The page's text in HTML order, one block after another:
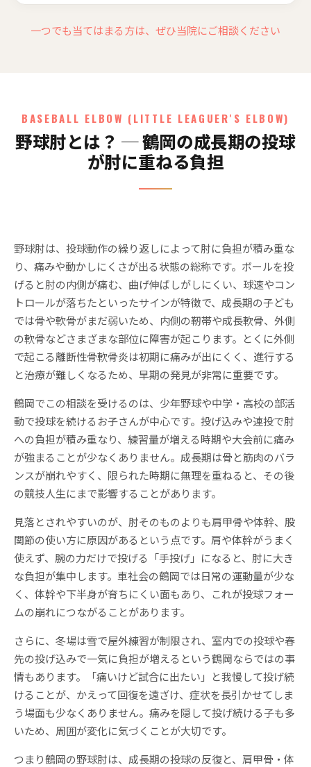
一つでも当てはまる方は、ぜひ当院にご相談ください
BASEBALL ELBOW (LITTLE LEAGUER'S ELBOW)
野球肘とは？ ─ 鶴岡の成長期の投球
が肘に重ねる負担
野球肘は、投球動作の繰り返しによって肘に負担が積み重な
り、痛みや動かしにくさが出る状態の総称です。ボールを投
げると肘の内側が痛む、曲げ伸ばしがしにくい、球速やコン
トロールが落ちたといったサインが特徴で、成長期の子ども
では骨や軟骨がまだ弱いため、内側の靭帯や成長軟骨、外側
の軟骨などさまざまな部位に障害が起こります。とくに外側
で起こる離断性骨軟骨炎は初期に痛みが出にくく、進行する
と治療が難しくなるため、早期の発見が非常に重要です。
鶴岡でこの相談を受けるのは、少年野球や中学・高校の部活
動で投球を続けるお子さんが中心です。投げ込みや連投で肘
への負担が積み重なり、練習量が増える時期や大会前に痛み
が強まることが少なくありません。成長期は骨と筋肉のバラ
ンスが崩れやすく、限られた時期に無理を重ねると、その後
の競技人生にまで影響することがあります。
見落とされやすいのが、肘そのものよりも肩甲骨や体幹、股
関節の使い方に原因があるという点です。肩や体幹がうまく
使えず、腕の力だけで投げる「手投げ」になると、肘に大き
な負担が集中します。車社会の鶴岡では日常の運動量が少な
く、体幹や下半身が育ちにくい面もあり、これが投球フォー
ムの崩れにつながることがあります。
さらに、冬場は雪で屋外練習が制限され、室内での投球や春
先の投げ込みで一気に負担が増えるという鶴岡ならではの事
情もあります。「痛いけど試合に出たい」と我慢して投げ続
けることが、かえって回復を遠ざけ、症状を長引かせてしま
う場面も少なくありません。痛みを隠して投げ続ける子も多
いため、周囲が変化に気づくことが大切です。
つまり鶴岡の野球肘は、成長期の投球の反復と、肩甲骨・体